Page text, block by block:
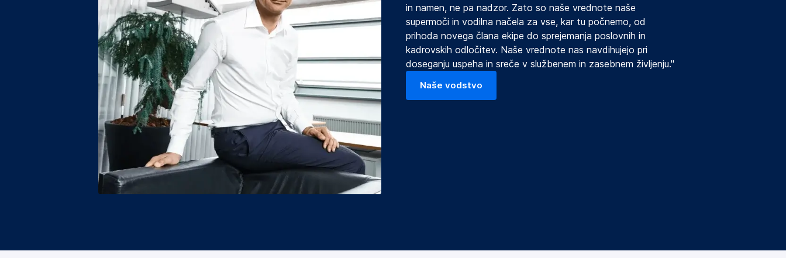
in namen, ne pa nadzor. Zato so naše vrednote naše
supermoči in vodilna načela za vse, kar tu počnemo, od
prihoda novega člana ekipe do sprejemanja poslovnih in
kadrovskih odločitev. Naše vrednote nas navdihujejo pri
doseganju uspeha in sreče v službenem in zasebnem življenju."
Naše vodstvo